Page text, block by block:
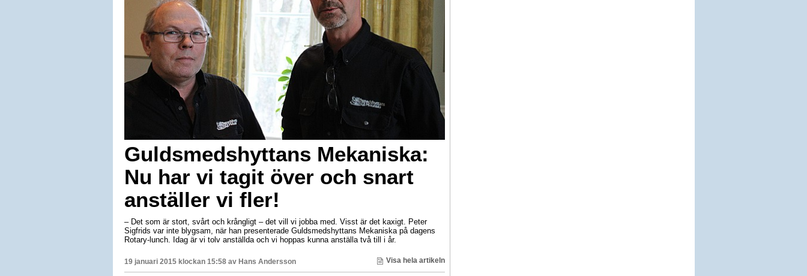
Guldsmedshyttans Mekaniska:
Nu har vi tagit över och snart
anställer vi fler!
– Det som är stort, svårt och krångligt – det vill vi jobba med. Visst är det kaxigt. Peter
Sigfrids var inte blygsam, när han presenterade Guldsmedshyttans Mekaniska på dagens
Rotary-lunch. Idag är vi tolv anställda och vi hoppas kunna anställa två till i år.
19 januari 2015 klockan 15:58 av Hans Andersson Visa hela artikeln